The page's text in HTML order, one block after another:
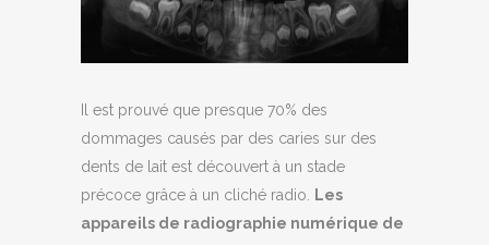
Il est prouvé que presque 70% des
dommages causés par des caries sur des
dents de lait est découvert à un stade
précoce grâce à un cliché radio.
Les
appareils de radiographie numérique de